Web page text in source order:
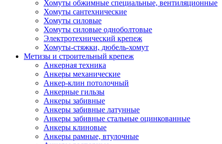
Хомуты обжимные специальные, вентиляционные
Хомуты сантехнические
Хомуты силовые
Хомуты силовые одноболтовые
Электротехнический крепеж
Хомуты-стяжки, дюбель-хомут
Метизы и строительный крепеж
Анкерная техника
Анкеры механические
Анкер-клин потолочный
Анкерные гильзы
Анкеры забивные
Анкеры забивные латунные
Анкеры забивные стальные оцинкованные
Анкеры клиновые
Анкеры рамные, втулочные